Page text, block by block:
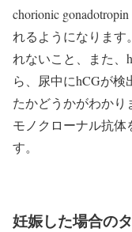
chorionic
れるようになります
れないこと、また、
ら、尿中にhCGが
たかどうかがわかり
モノクローナル抗体
す。
妊娠した場合の